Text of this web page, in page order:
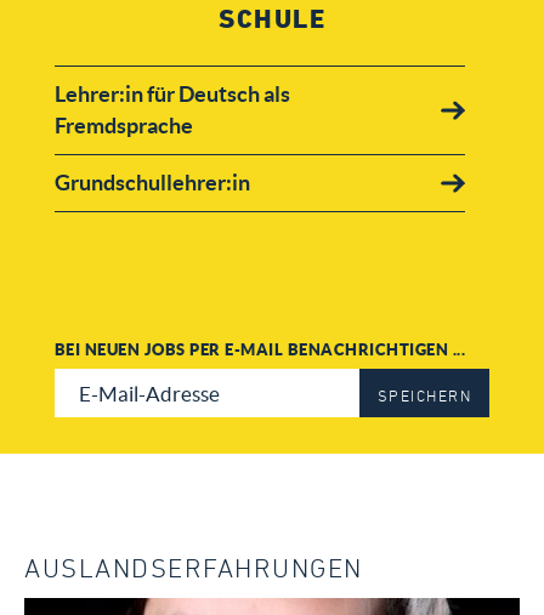
SCHULE
Lehrer:in für Deutsch als
Fremdsprache
Grundschullehrer:in
BEI NEUEN JOBS PER E-MAIL BENACHRICHTIGEN ...
SPEICHERN
AUSLANDSERFAHRUNGEN